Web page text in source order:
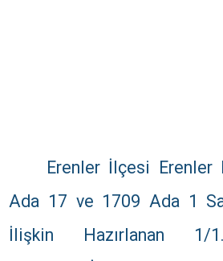
Erenler İlçesi Erenler
Ada 17 ve 1709 Ada 1
İlişkin Hazırlanan 1/